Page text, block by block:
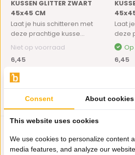
KUSSEN GLITTER ZWART
45x45 CM
Laat je huis schitteren met
deze prachtige kusse...
Niet op voorraad
6,45
Laat
deze
6,45
Consent About cookies
This website uses cookies
We use cookies to personalize content
media features, and analyze our